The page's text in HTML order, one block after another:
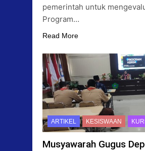
pemerintah untuk
Program…
Read More
ARTIKEL KESISWAAN
Musyawarah Gugus